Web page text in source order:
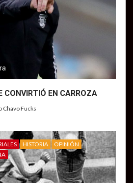
CONVIRTIÓ EN CARROZA
Chavo Fucks
HISTORIA
OPINIÓN